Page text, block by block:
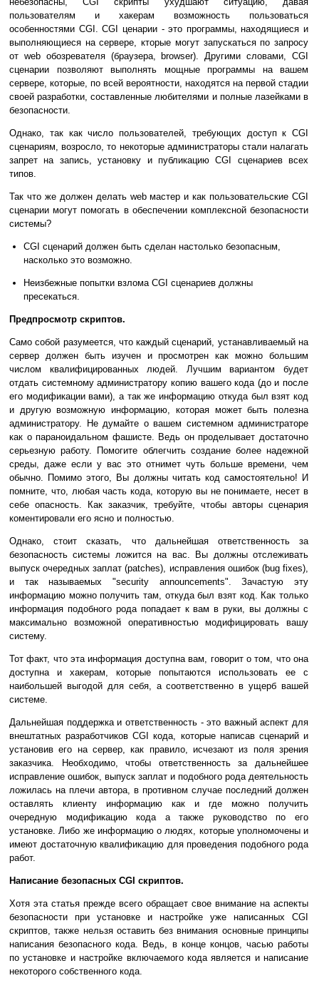
пользователям и хакерам возможность пользоваться
особенностями CGI. CGI ценарии - это программы, находящиеся и
выполняющиеся на сервере, кторые могут запускаться по запросу
от web обозревателя (браузера, browser). Другими словами, CGI
сценарии позволяют выполнять мощные программы на вашем
сервере, которые, по всей вероятности, находятся на первой стадии
своей разработки, составленные любителями и полные лазейками в
безопасности.
Однако, так как число пользователей, требующих доступ к CGI
сценариям, возросло, то некоторые администраторы стали налагать
запрет на запись, установку и публикацию CGI сценариев всех
типов.
Так что же должен делать web мастер и как пользовательские CGI
сценарии могут помогать в обеспечении комплексной безопасности
системы?
CGI сценарий должен быть сделан настолько безопасным,
насколько это возможно.
Неизбежные попытки взлома CGI сценариев должны
пресекаться.
Предпросмотр скриптов.
Само собой разумеется, что каждый сценарий, устанавливаемый на
сервер должен быть изучен и просмотрен как можно большим
числом квалифицированных людей. Лучшим вариантом будет
отдать системному администратору копию вашего кода (до и после
его модификации вами), а так же информацию откуда был взят код
и другую возможную информацию, которая может быть полезна
администратору. Не думайте о вашем системном администраторе
как о параноидальном фашисте. Ведь он проделывает достаточно
серьезную работу. Помогите облегчить создание более надежной
среды, даже если у вас это отнимет чуть больше времени, чем
обычно. Помимо этого, Вы должны читать код самостоятельно! И
помните, что, любая часть кода, которую вы не понимаете, несет в
себе опасность. Как заказчик, требуйте, чтобы авторы сценария
коментировали его ясно и полностью.
Однако, стоит сказать, что дальнейшая ответственность за
безопасность системы ложится на вас. Вы должны отслеживать
выпуск очередных заплат (patches), исправления ошибок (bug fixes),
и так называемых "security announcements". Зачастую эту
информацию можно получить там, откуда был взят код. Как только
информация подобного рода попадает к вам в руки, вы должны с
максимально возможной оперативностью модифицировать вашу
систему.
Тот факт, что эта информация доступна вам, говорит о том, что она
доступна и хакерам, которые попытаются использовать ее с
наибольшей выгодой для себя, а соответственно в ущерб вашей
системе.
Дальнейшая поддержка и ответственность - это важный аспект для
внештатных разработчиков CGI кода, которые написав сценарий и
установив его на сервер, как правило, исчезают из поля зрения
заказчика. Необходимо, чтобы ответственность за дальнейшее
исправление ошибок, выпуск заплат и подобного рода деятельность
ложилась на плечи автора, в противном случае последний должен
оставлять клиенту информацию как и где можно получить
очередную модификацию кода а также руководство по его
установке. Либо же информацию о людях, которые уполномочены и
имеют достаточную квалификацию для проведения подобного рода
работ.
Написание безопасных CGI скриптов.
Хотя эта статья прежде всего обращает свое внимание на аспекты
безопасности при установке и настройке уже написанных CGI
скриптов, также нельзя оставить без внимания основные принципы
написания безопасного кода. Ведь, в конце концов, часью работы
по установке и настройке включаемого кода является и написание
некоторого собственного кода.